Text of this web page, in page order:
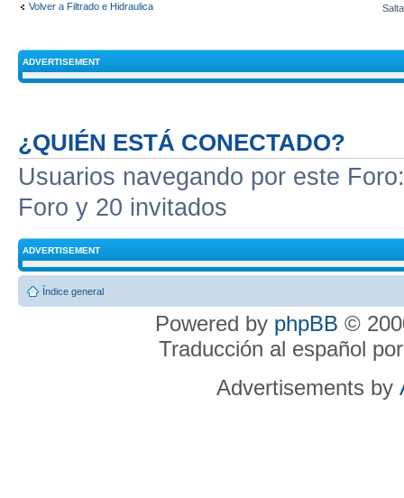
Volver a Filtrado e Hidraulica
ADVERTISEMENT
¿QUIÉN ESTÁ CONECTADO?
Usuarios navegando por este
Foro y 20 invitados
ADVERTISEMENT
Índice general
Powered by phpBB ©
Traducción al español
Advertisements by